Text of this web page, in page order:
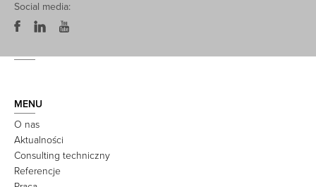
Social media:
MENU
O nas
Aktualności
Consulting techniczny
Referencje